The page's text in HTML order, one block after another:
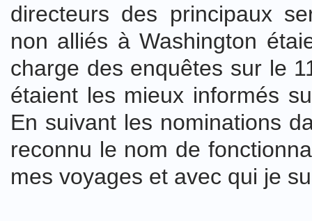
directeurs des principaux
non alliés à Washington
charge des enquêtes sur le
étaient les mieux informés
En suivant les nominations
reconnu le nom de
mes voyages et avec qui je